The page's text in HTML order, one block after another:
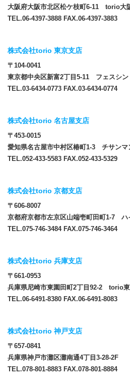
大阪府大阪市北区松ケ枝町6-11 torio大
TEL.06-4397-3888 FAX.06-4397-3883
株式会社torio 東京支店
〒104-0041
東京都中央区新富2丁目5-11 フェスシン
TEL.03-6434-0773 FAX.03-6434-0774
株式会社torio 名古屋支店
〒453-0015
愛知県名古屋市中村区椿町1-3 チサンマ
TEL.052-433-5583 FAX.052-433-5329
株式会社torio 京都支店
〒606-8007
京都府京都市左京区山端壱町田町1-7 ハ
TEL.075-746-3484 FAX.075-746-3464
株式会社torio 兵庫支店
〒661-0953
兵庫県尼崎市東園田町2丁目92-2 torio
TEL.06-6491-8380 FAX.06-6491-8083
株式会社torio 神戸支店
〒657-0841
兵庫県神戸市灘区灘南通4丁目3-28-2F
TEL.078-801-8883 FAX.078-801-8884